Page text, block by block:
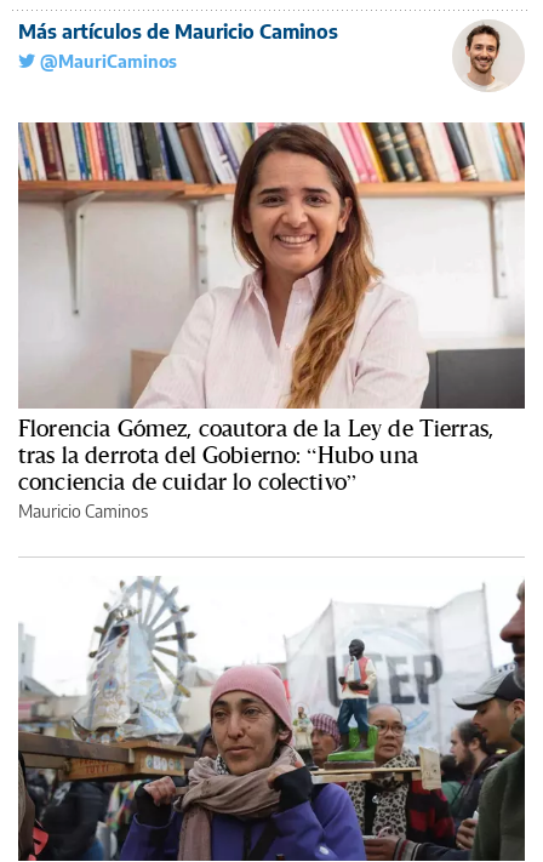
Más artículos de Mauricio Caminos
@MauriCaminos
Florencia Gómez, coautora de la Ley de Tierras,
tras la derrota del Gobierno: “Hubo una
conciencia de cuidar lo colectivo”
Mauricio Caminos